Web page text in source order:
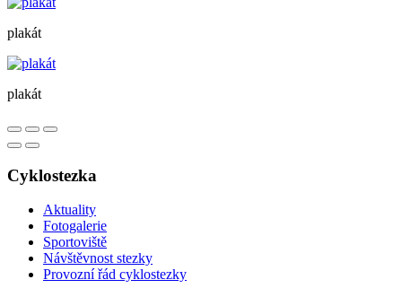
plakát
plakát
Cyklostezka
Aktuality
Fotogalerie
Sportoviště
Návštěvnost stezky
Provozní řád cyklostezky